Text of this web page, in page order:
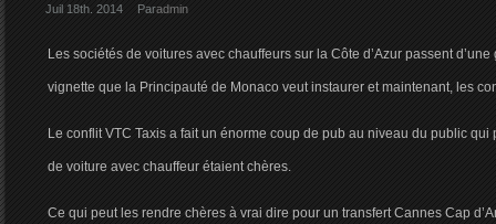
Juil 18th. 2014 Paradmin
Les sociétés de voitures avec chauffeurs sur la Côte d’Azur passent d’une
vignette que la Principauté de Monaco veut instaurer et maintenant, les
Le conflit VTC Taxis a fait un énorme coup de pub au niveau du public
de voiture avec chauffeur étaient chères.
Ce qui peut les rendre chères à vrai dire pour un transfert Cannes Cap